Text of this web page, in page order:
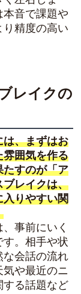
音で課題や
精度の高い
レイクの
は、まずはお
雰囲気を作る
たすのが「ア
ブレイクは、
入りやすい関
事前にいく
。相手や状
な会話の流れ
や最近のニ
する話題など